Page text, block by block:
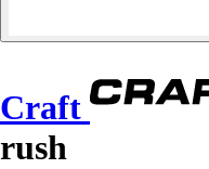
Craft
rush